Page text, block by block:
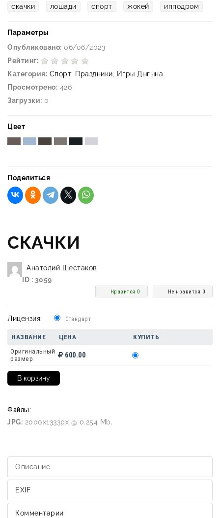
скачки лошади спорт жокей ипподром
Параметры
Опубликовано: 06/06/2023
Рейтинг:
Категория: Спорт Праздники
Игры Дыгына
Просмотрено: 426
Загрузки: 0
Цвет
Поделиться
СКАЧКИ
Анатолий Шестаков
ID : 3059
Не нравится 0
Нравится 0
Лицензия: Стандарт
НАЗВАНИЕ ЦЕНА
КУПИТЬ
Оригинальный
размер
600.00
Файлы:
JPG: 2000x1333px @ 0.254 Mb.
Описание
EXIF
Комментарии